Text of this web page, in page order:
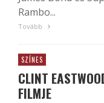
Rambo...
Tovább
SZÍNES
CLINT
FILMJE